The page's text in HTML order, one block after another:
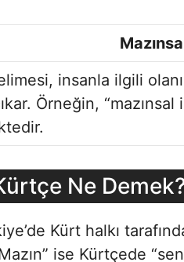
insanla ilgili
Örneğin,
Ne
Kürt halkı
ise Kürtçede